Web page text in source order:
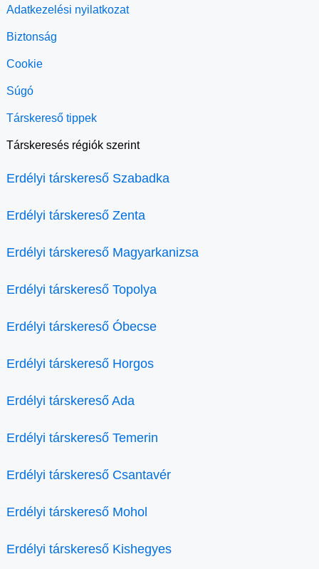
Adatkezelési nyilatkozat
Biztonság
Cookie
Súgó
Társkereső tippek
Társkeresés régiók szerint
Erdélyi társkereső Szabadka
Erdélyi társkereső Zenta
Erdélyi társkereső Magyarkanizsa
Erdélyi társkereső Topolya
Erdélyi társkereső Óbecse
Erdélyi társkereső Horgos
Erdélyi társkereső Ada
Erdélyi társkereső Temerin
Erdélyi társkereső Csantavér
Erdélyi társkereső Mohol
Erdélyi társkereső Kishegyes